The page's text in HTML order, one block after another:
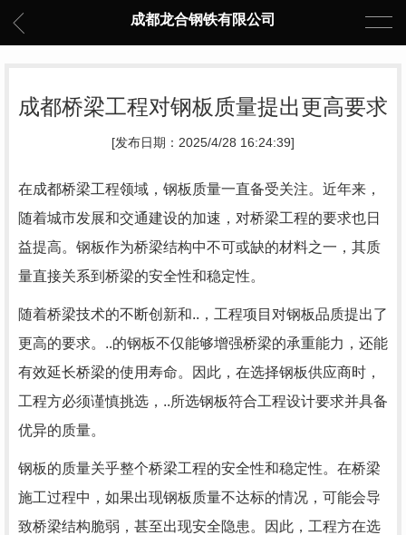
成都龙合钢铁有限公司
成都桥梁工程对钢板质量提出更高要求
[发布日期：2025/4/28 16:24:39]
在成都桥梁工程领域，钢板质量一直备受关注。近年来，
随着城市发展和交通建设的加速，对桥梁工程的要求也日
益提高。钢板作为桥梁结构中不可或缺的材料之一，其质
量直接关系到桥梁的安全性和稳定性。
随着桥梁技术的不断创新和..，工程项目对钢板品质提出了
更高的要求。..的钢板不仅能够增强桥梁的承重能力，还能
有效延长桥梁的使用寿命。因此，在选择钢板供应商时，
工程方必须谨慎挑选，..所选钢板符合工程设计要求并具备
优异的质量。
钢板的质量关乎整个桥梁工程的安全性和稳定性。在桥梁
施工过程中，如果出现钢板质量不达标的情况，可能会导
致桥梁结构脆弱，甚至出现安全隐患。因此，工程方在选